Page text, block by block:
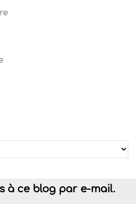
à ce blog par e-mail.